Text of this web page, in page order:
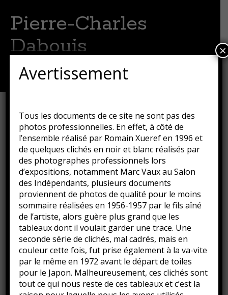
Pierre-Charles
Dabouis
Menu
principal
Le port de Honfleur 1
Publié le16 août 2018 parGuillaume
Avertissement
Tous les documents de ce site ne sont pas des
photos professionnelles. En effet, à côté de
l’ensemble réalisé par Romain Xueref en 1996 et
de quelques clichés en noir et blanc réalisés par
des photographes professionnels lors
d’expositions, notamment Marc Vaux au Salon
des Indépendants, plusieurs documents
proviennent de photos de qualité pour le moins
sommaire réalisées en 1956-1957 par le fils aîné
de l’artiste, alors guère plus grand que les
tableaux dont il voulait garder une trace. Une
seconde série de clichés, mal cadrés, mais en
couleur cette fois, fut prise également à la va-vite
par le même en 1972 avant le départ de toiles
pour le Japon. Malheureusement, ces clichés sont
tout ce qui nous reste de ces tableaux et c’est la
×